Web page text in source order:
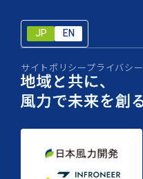
JP EN
サイトポリシープライバシ